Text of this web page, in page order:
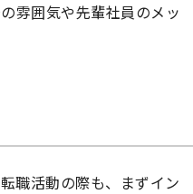
雰囲気や先輩社員のメッ
職活動の際も、まずイン